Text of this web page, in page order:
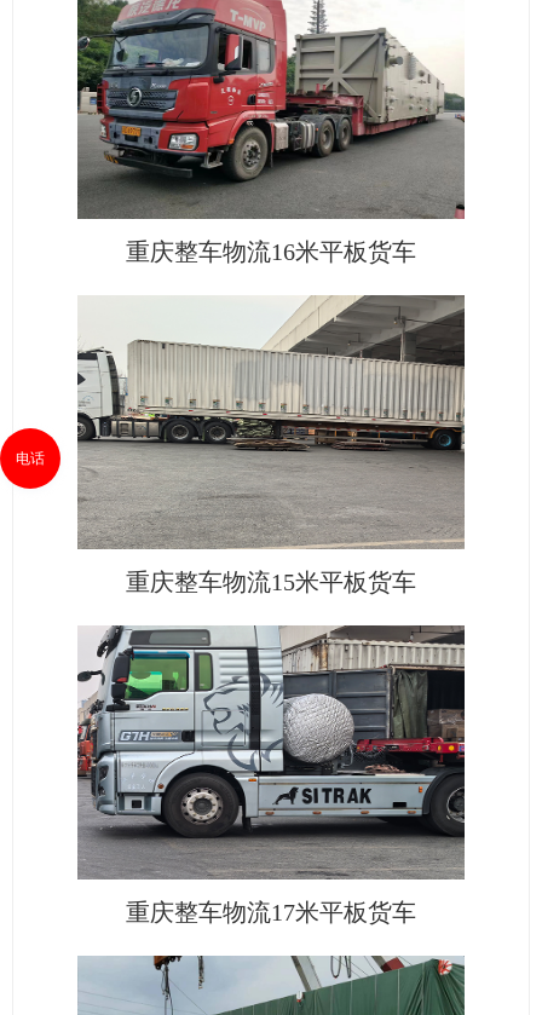
重庆整车物流16米平板货车
重庆整车物流15米平板货车
重庆整车物流17米平板货车
电话